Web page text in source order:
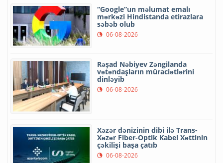
“Google”un məlumat emalı
mərkəzi Hindistanda etirazlara
səbəb olub
06-08-2026
Rəşad Nəbiyev Zəngilanda
vətəndaşların müraciətlərini
dinləyib
06-08-2026
Xəzər dənizinin dibi ilə Trans-
Xəzər Fiber-Optik Kabel Xəttinin
çəkilişi başa çatıb
06-08-2026